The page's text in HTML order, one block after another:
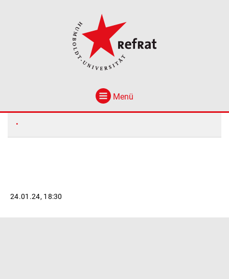
Menü
24.01.24, 18:30